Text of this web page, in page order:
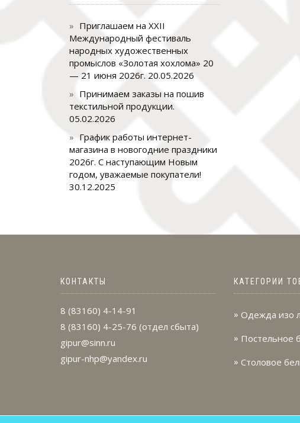
Приглашаем на XXII
Международный фестиваль
народных художественных
промыслов «Золотая хохлома» 20
— 21 июня 2026г. 20.05.2026
Принимаем заказы на пошив
текстильной продукции.
05.02.2026
График работы интернет-
магазина в новогодние праздники
2026г. С наступающим Новым
годом, уважаемые покупатели!
30.12.2025
КОНТАКТЫ
8 (83160) 4-14-91
8 (83160) 4-25-76 (отдел сбыта)
gipur@sinn.ru
gipur-nhp@yandex.ru
КАТЕГОРИИ
Одежда изо
Постельное
Столовое